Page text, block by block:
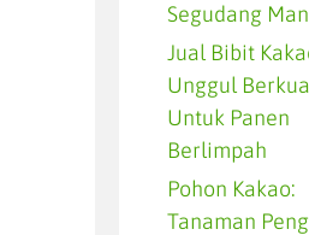
Segudang
Jual Bibit
Unggul
Untuk Panen
Berlimpah
Pohon Kakao:
Tanaman